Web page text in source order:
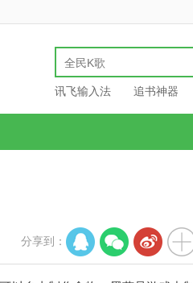
讯飞输入法 追书神器
分享到：